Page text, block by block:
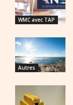
WMC avec TAP
Autres